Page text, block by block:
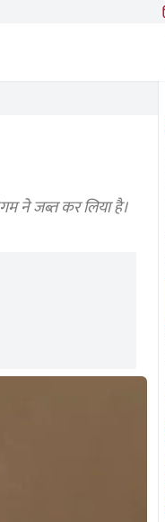
ने जब्त कर लिया है।